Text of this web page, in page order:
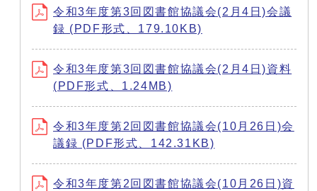
令和3年度第3回図書館協議会(2月4日)会議
録 (PDF形式、179.10KB)
令和3年度第3回図書館協議会(2月4日)資料
(PDF形式、1.24MB)
令和3年度第2回図書館協議会(10月26日)会
議録 (PDF形式、142.31KB)
令和3年度第2回図書館協議会(10月26日)資